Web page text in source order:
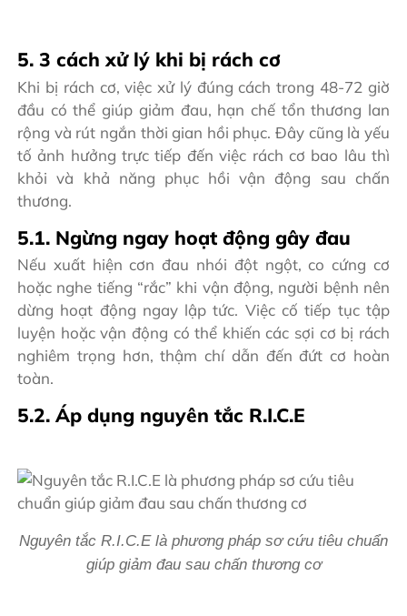
5. 3 cách xử lý khi bị rách cơ
Khi bị rách cơ, việc xử lý đúng cách trong 48-72 giờ
đầu có thể giúp giảm đau, hạn chế tổn thương lan
rộng và rút ngắn thời gian hồi phục. Đây cũng là yếu
tố ảnh hưởng trực tiếp đến việc rách cơ bao lâu thì
khỏi và khả năng phục hồi vận động sau chấn
thương.
5.1. Ngừng ngay hoạt động gây đau
Nếu xuất hiện cơn đau nhói đột ngột, co cứng cơ
hoặc nghe tiếng “rắc” khi vận động, người bệnh nên
dừng hoạt động ngay lập tức. Việc cố tiếp tục tập
luyện hoặc vận động có thể khiến các sợi cơ bị rách
nghiêm trọng hơn, thậm chí dẫn đến đứt cơ hoàn
toàn.
5.2. Áp dụng nguyên tắc R.I.C.E
Nguyên tắc R.I.C.E là phương pháp sơ cứu tiêu chuẩn
giúp giảm đau sau chấn thương cơ